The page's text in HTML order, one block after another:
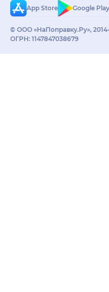
App Store
Google Play
© ООО «НаПоправку.Ру»,
ОГРН: 1147847038679